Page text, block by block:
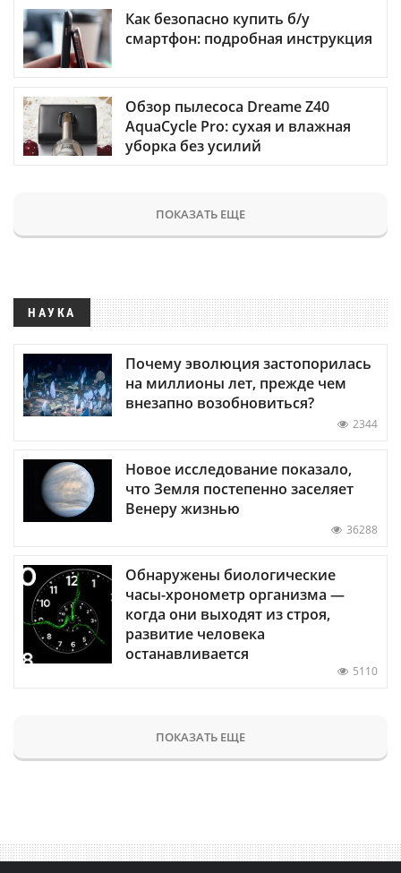
Как безопасно купить б/у
смартфон: подробная инструкция
Обзор пылесоса Dreame Z40
AquaCycle Pro: сухая и влажная
уборка без усилий
ПОКАЗАТЬ ЕЩЕ
НАУКА
Почему эволюция застопорилась
на миллионы лет, прежде чем
внезапно возобновиться?
2344
Новое исследование показало,
что Земля постепенно заселяет
Венеру жизнью
36288
Обнаружены биологические
часы-хронометр организма —
когда они выходят из строя,
развитие человека
останавливается
5110
ПОКАЗАТЬ ЕЩЕ